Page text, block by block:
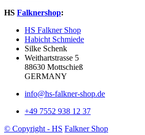
HS Falknershop:
HS Falkner Shop
Habicht Schmiede
Silke Schenk
Weithartstrasse 5
88630 Mottschieß
GERMANY
info@hs-falkner-shop.de
+49 7552 938 12 37
© Copyright - HS Falkner Shop